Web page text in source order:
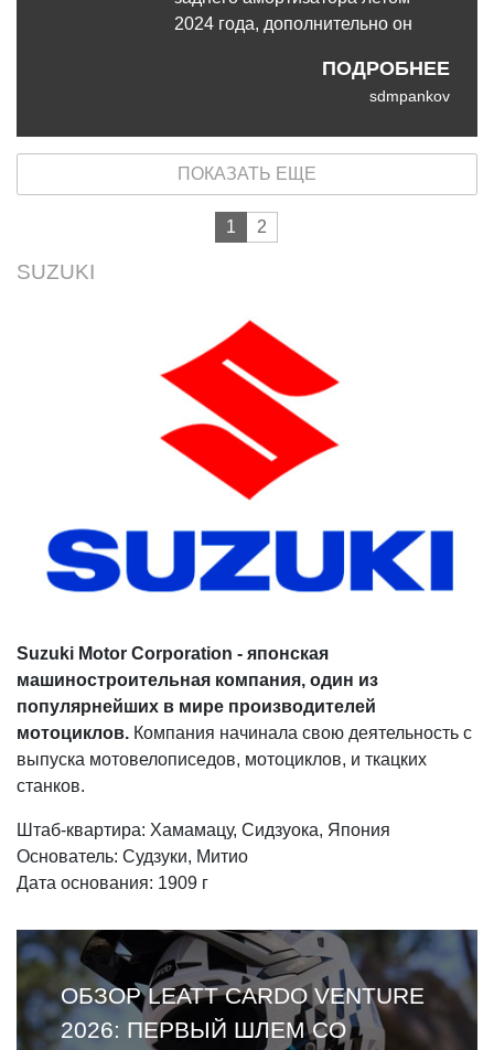
ПОДРОБНЕЕ
2024 года, дополнительно он
sdmpankov
ПОКАЗАТЬ ЕЩЕ
1 2
SUZUKI
Suzuki Motor Corporation - японская
машиностроительная компания, один из
популярнейших в мире производителей
мотоциклов. Компания начинала свою деятельность с
выпуска мотовелописедов, мотоциклов, и ткацких
станков.
Штаб-квартира: Хамамацу, Сидзуока, Япония
Основатель: Судзуки, Митио
Дата основания: 1909 г
ОБЗОР LEATT CARDO VENTURE
2026: ПЕРВЫЙ ШЛЕМ СО